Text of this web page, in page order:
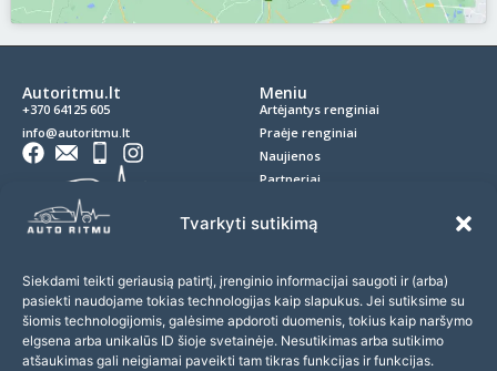
Tvarkyti sutikimą
Siekdami teikti geriausią patirtį, įrenginio informacijai saugoti ir (arba)
pasiekti naudojame tokias technologijas kaip slapukus. Jei sutiksime su
šiomis technologijomis, galėsime apdoroti duomenis, tokius kaip naršymo
elgsena arba unikalūs ID šioje svetainėje. Nesutikimas arba sutikimo
atšaukimas gali neigiamai paveikti tam tikras funkcijas ir funkcijas.
Autoritmu.lt
+370 64125 605
info@autoritmu.lt
Meniu
Artėjantys renginiai
Praėje renginiai
Naujienos
Partneriai
Privatumo politika
Prenumerata
Prenumeruokite naujienlaiškį ir nepraleiskite įdomių renginių!